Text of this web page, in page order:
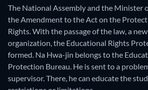
The National Assembly and the Minister
the Amendment to the Act on the
Rights. With the passage of the law, a
organization, the Educational Rights
formed. Na Hwa-jin belongs to the
Protection Bureau. He is sent to a
supervisor. There, he can educate the